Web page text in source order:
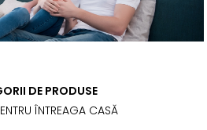
DE PRODUSE
ÎNTREAGA CASĂ